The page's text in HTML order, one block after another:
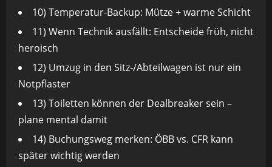
10) Temperatur-Backup: Mütze + warme Schicht
11) Wenn Technik ausfällt: Entscheide früh, nicht
heroisch
12) Umzug in den Sitz-/Abteilwagen ist nur ein
Notpflaster
13) Toiletten können der Dealbreaker sein –
plane mental damit
14) Buchungsweg merken: ÖBB vs. CFR kann
später wichtig werden